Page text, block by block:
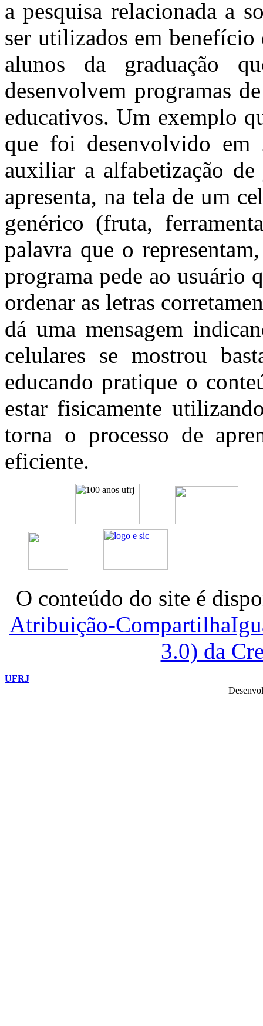
a pesquisa relacionada a
ser utilizados em benefício
alunos da graduação
desenvolvem programas
educativos. Um exemplo
que foi desenvolvido
auxiliar a alfabetização
apresenta, na tela de um
genérico (fruta,
palavra que o
programa pede ao usuário
ordenar as letras
dá uma mensagem
celulares se mostrou
educando pratique o
estar fisicamente
torna o processo de
eficiente.
O conteúdo do site é
Atribuição-
3.0) da
UFRJ